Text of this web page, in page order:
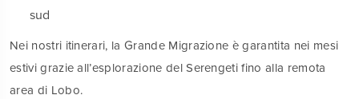
sud
Nei nostri itinerari, la Grande Migrazione è garantita nei mesi
estivi grazie all’esplorazione del Serengeti fino alla remota
area di Lobo.